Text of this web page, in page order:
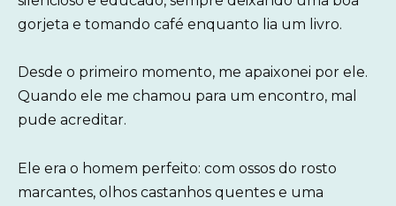
gorjeta e tomando café enquanto lia um livro.
Desde o primeiro momento, me apaixonei por ele.
Quando ele me chamou para um encontro, mal
pude acreditar.
Ele era o homem perfeito: com ossos do rosto
marcantes, olhos castanhos quentes e uma